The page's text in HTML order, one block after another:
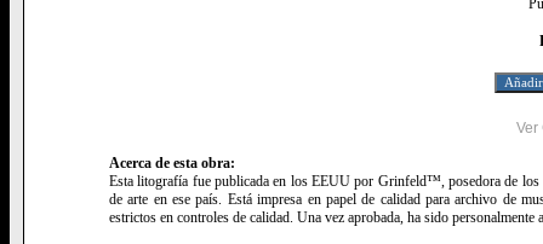
Ver
Acerca de esta obra:
Esta litografía fue publicada en los EEUU por Grinfeld™, posedora de los
de arte en ese país. Está impresa en papel de calidad para archivo de
estrictos en controles de calidad. Una vez aprobada, ha sido personalmente